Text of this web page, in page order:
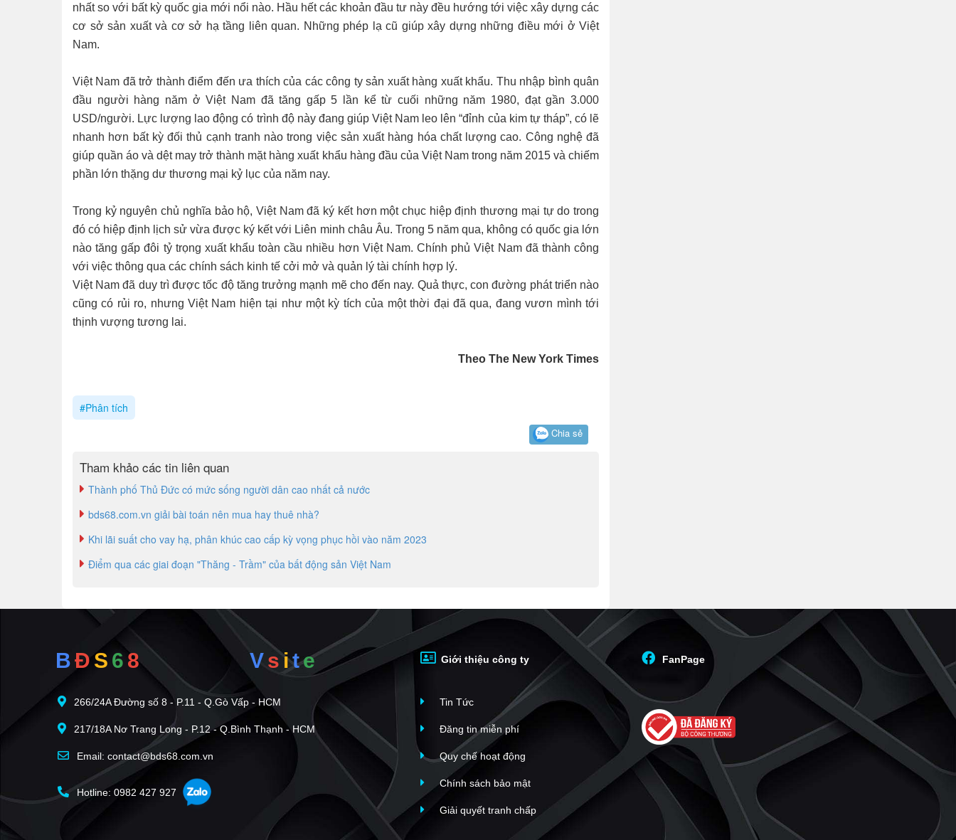
nhất so với bất kỳ quốc gia mới nổi nào. Hầu hết các khoản đầu tư này đều hướng tới việc xây dựng các
cơ sở sản xuất và cơ sở hạ tầng liên quan. Những phép lạ cũ giúp xây dựng những điều mới ở Việt
Nam.
Việt Nam đã trở thành điểm đến ưa thích của các công ty sản xuất hàng xuất khẩu. Thu nhập bình quân
đầu người hàng năm ở Việt Nam đã tăng gấp 5 lần kể từ cuối những năm 1980, đạt gần 3.000
USD/người. Lực lượng lao động có trình độ này đang giúp Việt Nam leo lên “đỉnh của kim tự tháp”, có lẽ
nhanh hơn bất kỳ đối thủ cạnh tranh nào trong việc sản xuất hàng hóa chất lượng cao. Công nghệ đã
giúp quần áo và dệt may trở thành mặt hàng xuất khẩu hàng đầu của Việt Nam trong năm 2015 và chiếm
phần lớn thặng dư thương mại kỷ lục của năm nay.
Trong kỷ nguyên chủ nghĩa bảo hộ, Việt Nam đã ký kết hơn một chục hiệp định thương mại tự do trong
đó có hiệp định lịch sử vừa được ký kết với Liên minh châu Âu. Trong 5 năm qua, không có quốc gia lớn
nào tăng gấp đôi tỷ trọng xuất khẩu toàn cầu nhiều hơn Việt Nam. Chính phủ Việt Nam đã thành công
với việc thông qua các chính sách kinh tế cởi mở và quản lý tài chính hợp lý.
Việt Nam đã duy trì được tốc độ tăng trưởng mạnh mẽ cho đến nay. Quả thực, con đường phát triển nào
cũng có rủi ro, nhưng Việt Nam hiện tại như một kỳ tích của một thời đại đã qua, đang vươn mình tới
thịnh vượng tương lai.
Theo The New York Times
#Phân tích
Chia sẻ
Tham khảo các tin liên quan
Thành phố Thủ Đức có mức sống người dân cao nhất cả nước
bds68.com.vn giải bài toán nên mua hay thuê nhà?
Khi lãi suất cho vay hạ, phân khúc cao cấp kỳ vọng phục hồi vào năm 2023
Điểm qua các giai đoạn "Thăng - Trầm" của bất động sản Việt Nam
BĐ S 6 8 Vsite
266/24A Đường số 8 - P.11 - Q.Gò Vấp - HCM
217/18A Nơ Trang Long - P.12 - Q.Bình Thạnh - HCM
Email: contact@bds68.com.vn
Hotline: 0982 427 927
Giới thiệu công ty
Tin Tức
Đăng tin miễn phí
Quy chế hoạt động
Chính sách bảo mật
Giải quyết tranh chấp
FanPage